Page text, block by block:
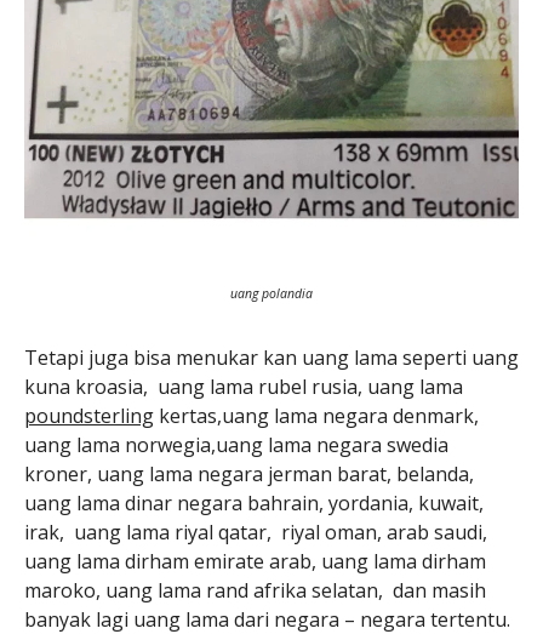
uang polandia
Tetapi juga bisa menukar kan uang lama seperti uang
kuna kroasia, uang lama rubel rusia, uang lama
poundsterling kertas,uang lama negara denmark,
uang lama norwegia,uang lama negara swedia
kroner, uang lama negara jerman barat, belanda,
uang lama dinar negara bahrain, yordania, kuwait,
irak, uang lama riyal qatar, riyal oman, arab saudi,
uang lama dirham emirate arab, uang lama dirham
maroko, uang lama rand afrika selatan, dan masih
banyak lagi uang lama dari negara – negara tertentu.